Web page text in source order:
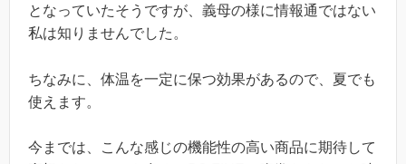
となっていたそうですが、義母の様に情報通ではない
私は知りませんでした。
ちなみに、体温を一定に保つ効果があるので、夏でも
使えます。
今までは、こんな感じの機能性の高い商品に期待して